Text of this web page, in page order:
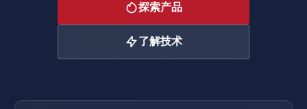
探索产品
了解技术